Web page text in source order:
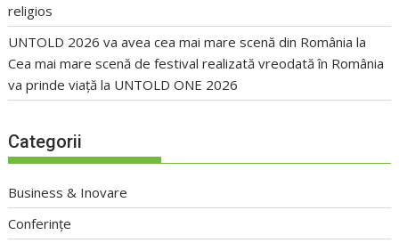
religios
UNTOLD 2026 va avea cea mai mare scenă din România la
Cea mai mare scenă de festival realizată vreodată în România
va prinde viață la UNTOLD ONE 2026
Categorii
Business & Inovare
Conferințe